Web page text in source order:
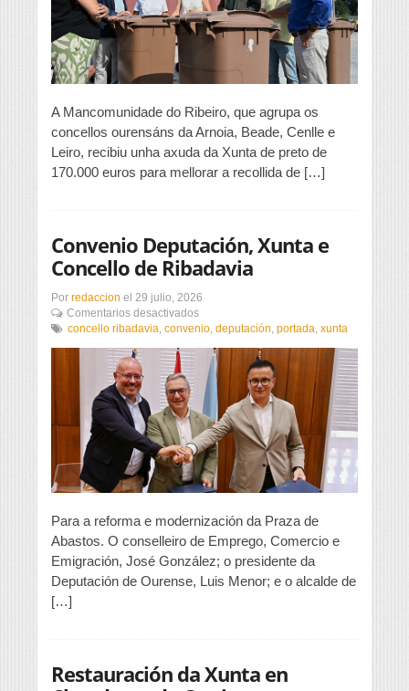
residuos
A Mancomunidade do Ribeiro, que agrupa os
concellos ourensáns da Arnoia, Beade, Cenlle e
Leiro, recibiu unha axuda da Xunta de preto de
170.000 euros para mellorar a recollida de […]
Convenio Deputación, Xunta e
Concello de Ribadavia
Por redaccion el 29 julio, 2026
Comentarios desactivadosen
Convenio
Xunta
Concello
de
Ribadavia
concello ribadavia convenio deputación portada xunta
Para a reforma e modernización da Praza de
Abastos. O conselleiro de Emprego, Comercio e
Emigración, José González; o presidente da
Deputación de Ourense, Luis Menor; e o alcalde de
[…]
Restauración da Xunta en